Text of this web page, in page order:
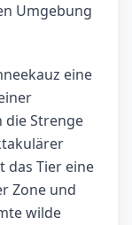
Umgebung
eine
die Strenge
das Tier eine
Zone und
wilde